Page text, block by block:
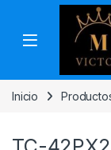
Skip to navigation
Skip to content
Inicio